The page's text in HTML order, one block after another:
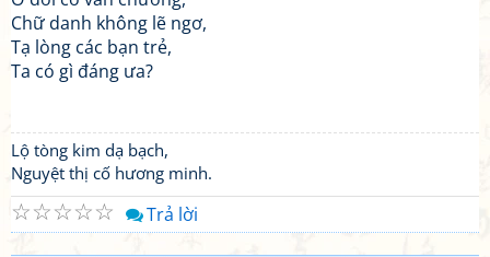
Chữ danh không lẽ ngơ,
Tạ lòng các bạn trẻ,
Ta có gì đáng ưa?
Lộ tòng kim dạ bạch,
Nguyệt thị cố hương minh.
☆
☆
☆
☆
☆ Trả lời